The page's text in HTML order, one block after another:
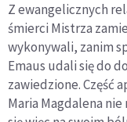
Z ewangelicznych
śmierci Mistrza
wykonywali, zanim
Emaus udali się do
zawiedzione. Część
Maria Magdalena nie